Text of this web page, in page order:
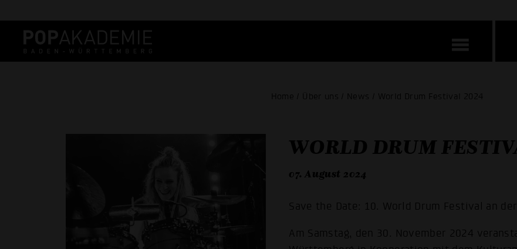
Home / Über uns / News / World Drum Festival 2024
WORLD DRUM
07. August 2024
Save the Date: 10. World Drum Festival an
Am Samstag, den 30. November 2024